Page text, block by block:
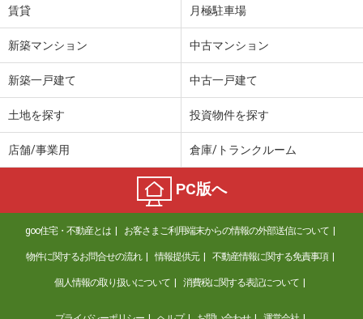
新潟県新潟市西区小新１
4.80万円
新潟県新潟市江南区船戸山２丁目
4.60万円
住 所
新潟県新潟市江南区船戸山２丁目
専有面積 31.48m²
間取り
1K
新潟県新潟市秋葉区田家２
賃貸 月極駐車場
新築マンション 中古マンション
新築一戸建て 中古一戸建て
土地を探す 投資物件を探す
店舗/事業用 倉庫/トランクルーム
PC版へ
goo住宅・不動産とは お客さまご利用端末からの情報の外部送信について
物件に関するお問合せの流れ 情報提供元 不動産情報に関する免責事項
個人情報の取り扱いについて 消費税に関する表記について